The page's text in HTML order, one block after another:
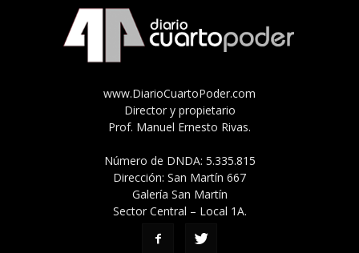
www.DiarioCuartoPoder.com
Director y propietario
Prof. Manuel Ernesto Rivas.
Número de DNDA: 5.335.815
Dirección: San Martín 667
Galería San Martín
Sector Central – Local 1A.